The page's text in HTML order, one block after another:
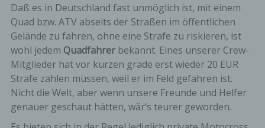
Daß es in Deutschland fast unmöglich ist, mit einem
Quad bzw. ATV abseits der Straßen im öffentlichen
Gelände zu fahren, ohne eine Strafe zu riskieren, ist
wohl jedem Quadfahrerbekannt. Eines unserer Crew-
Mitglieder hat vor kurzen grade erst wieder 20 EUR
Strafe zahlen müssen, weil er im Feld gefahren ist.
Nicht die Welt, aber wenn unsere Freunde und Helfer
genauer geschaut hätten, wär‘s teurer geworden.